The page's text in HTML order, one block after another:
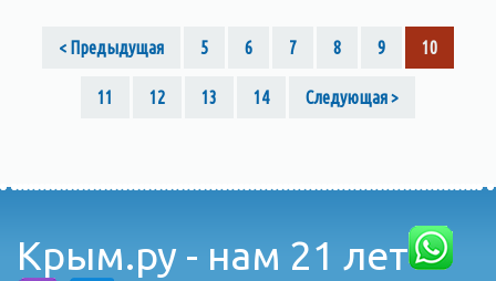
< Предыдущая 5 6 7 8 9 10
11 12 13 14 Следующая >
Крым.ру - нам 21 лет